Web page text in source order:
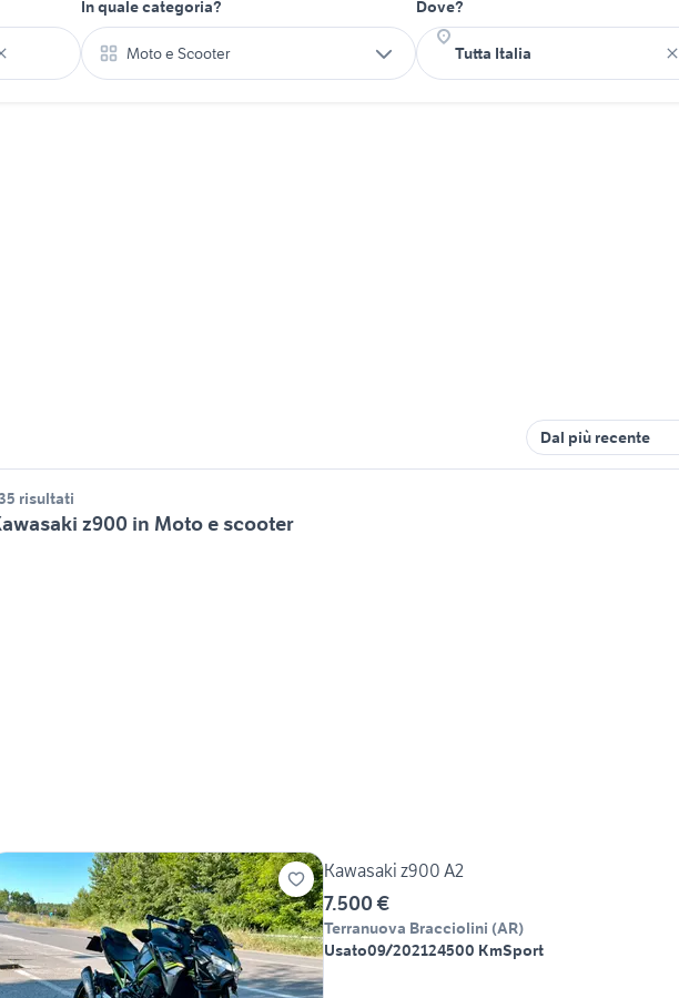
In quale categoria?
Moto e Scooter
Dove?
Dal più recente
risultati
z900 in Moto e scooter
Kawasaki z900 A2
7.500 €
Terranuova Bracciolini (AR)
Usato09/202124500 KmSport